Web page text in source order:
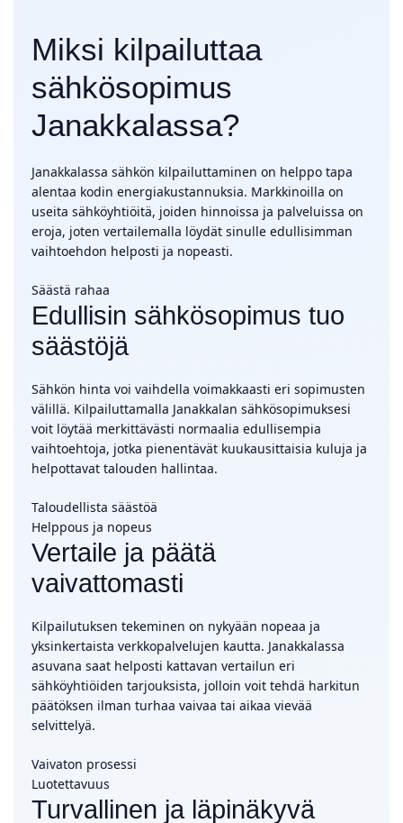
Miksi kilpailuttaa
sähkösopimus
Janakkalassa?
Janakkalassa sähkön kilpailuttaminen on helppo tapa
alentaa kodin energiakustannuksia. Markkinoilla on
useita sähköyhtiöitä, joiden hinnoissa ja palveluissa on
eroja, joten vertailemalla löydät sinulle edullisimman
vaihtoehdon helposti ja nopeasti.
Säästä rahaa
Edullisin sähkösopimus tuo
säästöjä
Sähkön hinta voi vaihdella voimakkaasti eri sopimusten
välillä. Kilpailuttamalla Janakkalan sähkösopimuksesi
voit löytää merkittävästi normaalia edullisempia
vaihtoehtoja, jotka pienentävät kuukausittaisia kuluja ja
helpottavat talouden hallintaa.
Taloudellista säästöä
Helppous ja nopeus
Vertaile ja päätä
vaivattomasti
Kilpailutuksen tekeminen on nykyään nopeaa ja
yksinkertaista verkkopalvelujen kautta. Janakkalassa
asuvana saat helposti kattavan vertailun eri
sähköyhtiöiden tarjouksista, jolloin voit tehdä harkitun
päätöksen ilman turhaa vaivaa tai aikaa vievää
selvittelyä.
Vaivaton prosessi
Luotettavuus
Turvallinen ja läpinäkyvä